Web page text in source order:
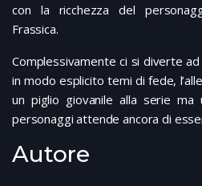
con la ricchezza del
Frassica.
Complessivamente ci si diverte
in modo esplicito temi di fede,
un piglio giovanile alla serie ma
personaggi attende ancora di
Autore